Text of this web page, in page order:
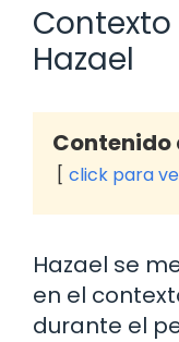
Hazael
Contenido
click para
Hazael se
en el
durante el